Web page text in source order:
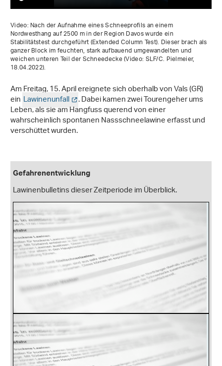
Video: Nach der Aufnahme eines Schneeprofils an einem
Nordwesthang auf 2500 m in der Region Davos wurde ein
Stabilitätstest durchgeführt (Extended Column Test). Dieser brach als
ganzer Block im feuchten, stark aufbauend umgewandelten und
weichen unteren Teil der Schneedecke (Video: SLF/C. Pielmeier,
18.04.2022).
Am Freitag, 15. April ereignete sich oberhalb von Vals (GR)
ein Lawinenunfall . Dabei kamen zwei Tourengeher ums
Leben, als sie am Hangfuss querend von einer
wahrscheinlich spontanen Nassschneelawine erfasst und
verschüttet wurden.
Gefahrenentwicklung
Lawinenbulletins dieser Zeitperiode im Überblick.